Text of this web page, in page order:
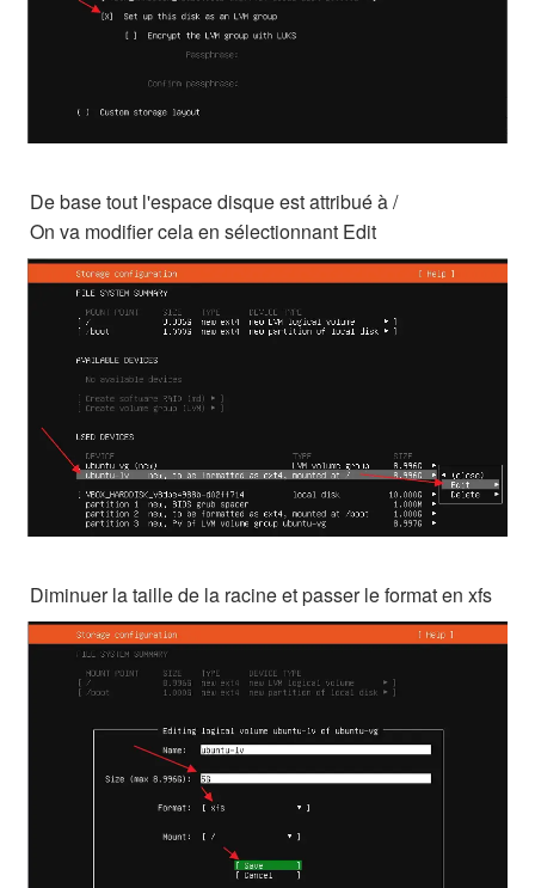
De base tout l'espace disque est attribué à /
On va modifier cela en sélectionnant Edit
Diminuer la taille de la racine et passer le format en xfs